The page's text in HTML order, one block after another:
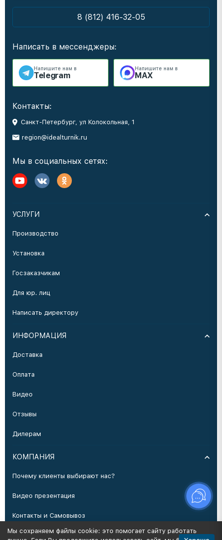
8 (812) 416-32-05
Написать в мессенджеры:
Напишите нам в
Telegram
Напишите нам в
MAX
Контакты:
Санкт-Петербург, ул Колокольная, 1
region@idealturnik.ru
Мы в социальных сетях:
УСЛУГИ
Производство
Установка
Госзаказчикам
Для юр. лиц
Написать директору
ИНФОРМАЦИЯ
Доставка
Оплата
Видео
Отзывы
Дилерам
КОМПАНИЯ
Почему клиенты выбирают нас?
Видео презентация
Контакты и Самовывоз
Производство
Мы сохраняем файлы cookie: это помогает сайту работать